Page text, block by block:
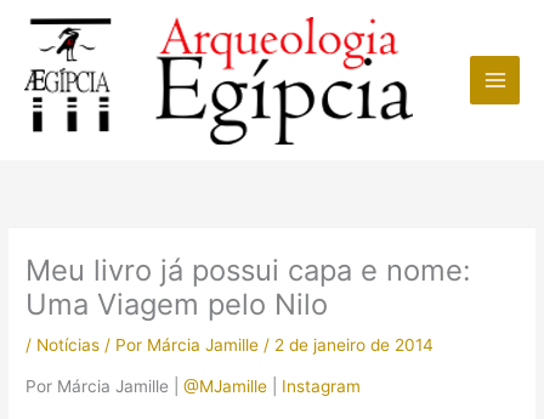
conteúdo
Meu livro já possui capa e nome:
Uma Viagem pelo Nilo
/ Notícias / Por Márcia Jamille / 2 de janeiro de 2014
Por Márcia Jamille |@MJamille Instagram